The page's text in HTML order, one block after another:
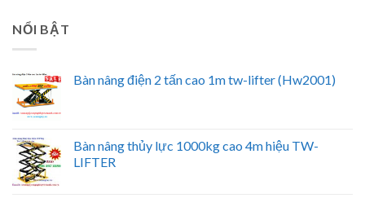
NỔI BẬT
Bàn nâng điện 2 tấn cao 1m tw-lifter (Hw2001)
Bàn nâng thủy lực 1000kg cao 4m hiệu TW-
LIFTER